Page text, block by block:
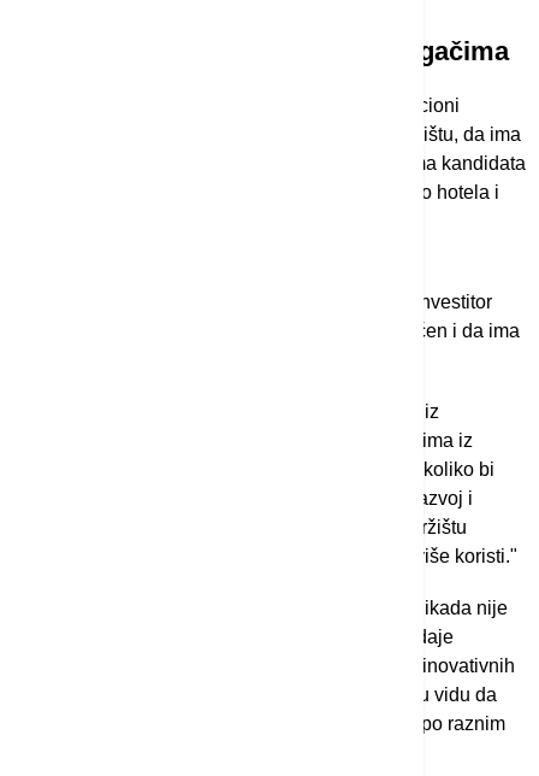
Kakve bi firme bile zanimljive ulagačima
Branše mogu biti vrlo raznovrsne, smatra investicioni
stručnjak. "Ključno je da je biznis etabliran na tržištu, da ima
stabilan novčani tok i 'čiste' bilanse. Mislim da ima kandidata
iz svih sektora: od finansijske i IT industrije, preko hotela i
Kao takođe bitno u ovom pogledu izdvaja to da investitor
uvidi potencijal sektora koji nije dovoljno iskorišćen i da ima
Stojković pak kaže da bi finansiranje sredstvima iz
pomenutih AIF-ova najviše odgovaralo startapovima iz
oblasti informacionih tehnologija. "S tim u vezi, ukoliko bi
AIF-ovi u narednom periodu ostvarili značajniji razvoj i
zauzeli važniju ulogu u procesu finansiranja na tržištu
kapitala Srbije, IT industrija bi od toga imala najviše koristi."
Može se reći da mladih i inovativnih kompanija nikada nije
dovoljno i da su one oslonac svake privrede, dodaje
profesor. U pogledu edukativne podrške razvoju inovativnih
ideja u Srbiji, on ne vidi neke probleme, imajući u vidu da
postoje brojni seminari i obuke koji se sprovode po raznim